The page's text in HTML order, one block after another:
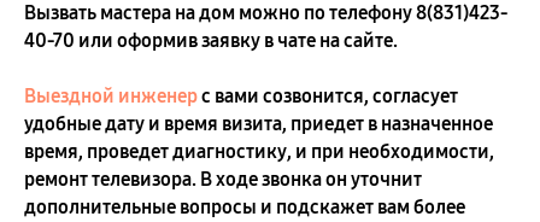
Вызвать мастера на дом можно по телефону8(831)423-
40-70 или оформив заявку в чате на сайте.
Выездной инженерс вами созвонится, согласует
удобные дату и время визита, приедет в назначенное
время, проведет диагностику, и при необходимости,
ремонт телевизора. В ходе звонка он уточнит
дополнительные вопросы и подскажет вам более